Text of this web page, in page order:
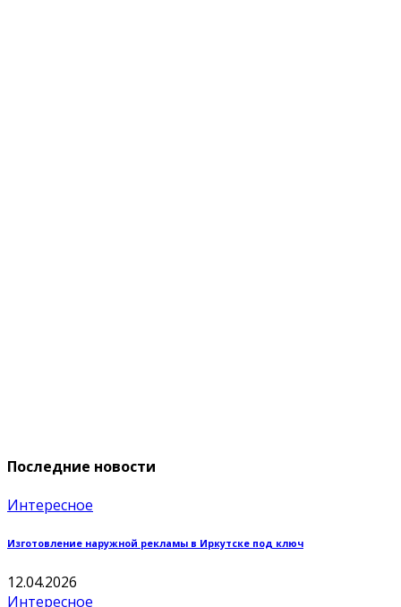
Последние новости
Интересное
Изготовление наружной рекламы в Иркутске под ключ
12.04.2026
Интересное